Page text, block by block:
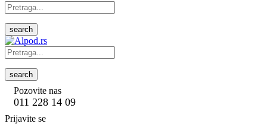
search
search
Pozovite nas
011 228 14 09
Prijavite se